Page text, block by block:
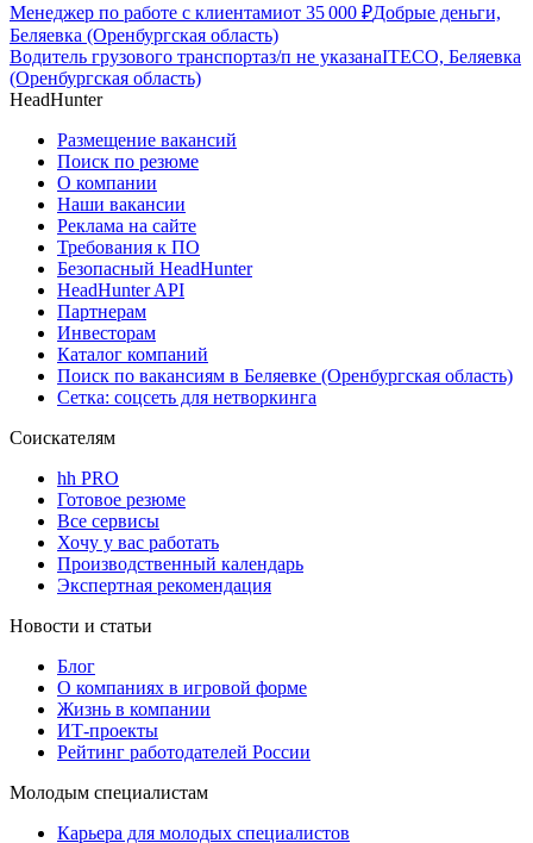
Менеджер по работе с клиентамиот 35 000 ₽Добрые деньги,
Беляевка (Оренбургская область)
Водитель грузового транспортаз/п не указанаITECO, Беляевка
(Оренбургская область)
HeadHunter
Размещение вакансий
Поиск по резюме
О компании
Наши вакансии
Реклама на сайте
Требования к ПО
Безопасный HeadHunter
HeadHunter API
Партнерам
Инвесторам
Каталог компаний
Поиск по вакансиям в Беляевке (Оренбургская область)
Сетка: соцсеть для нетворкинга
Соискателям
hh PRO
Готовое резюме
Все сервисы
Хочу у вас работать
Производственный календарь
Экспертная рекомендация
Новости и статьи
Блог
О компаниях в игровой форме
Жизнь в компании
ИТ-проекты
Рейтинг работодателей России
Молодым специалистам
Карьера для молодых специалистов